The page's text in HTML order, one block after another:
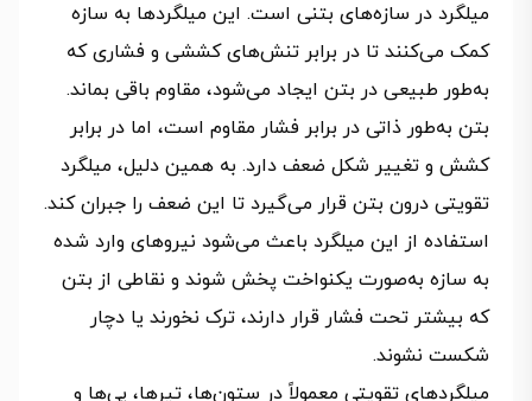
میلگرد در سازه‌های بتنی است. این میلگردها به سازه
کمک می‌کنند تا در برابر تنش‌های کششی و فشاری که
به‌طور طبیعی در بتن ایجاد می‌شود، مقاوم باقی بماند.
بتن به‌طور ذاتی در برابر فشار مقاوم است، اما در برابر
کشش و تغییر شکل ضعف دارد. به همین دلیل، میلگرد
تقویتی درون بتن قرار می‌گیرد تا این ضعف را جبران کند.
استفاده از این میلگرد باعث می‌شود نیروهای وارد شده
به سازه به‌صورت یکنواخت پخش شوند و نقاطی از بتن
که بیشتر تحت فشار قرار دارند، ترک نخورند یا دچار
شکست نشوند.
میلگردهای تقویتی معمولاً در ستون‌ها، تیرها، پی‌ها و